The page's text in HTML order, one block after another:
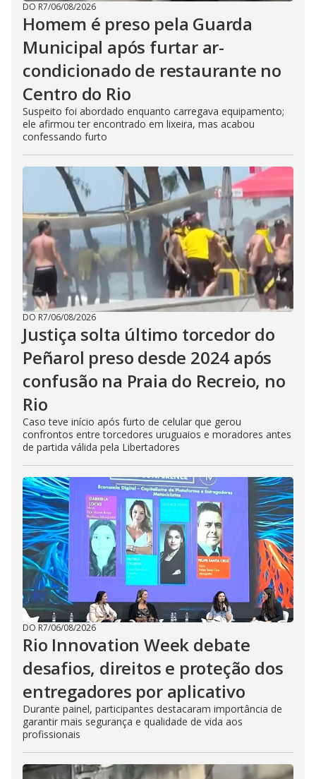
DO R7/06/08/2026
Homem é preso pela Guarda
Municipal após furtar ar-
condicionado de restaurante no
Centro do Rio
Suspeito foi abordado enquanto carregava equipamento;
ele afirmou ter encontrado em lixeira, mas acabou
confessando furto
DO R7/06/08/2026
Justiça solta último torcedor do
Peñarol preso desde 2024 após
confusão na Praia do Recreio, no
Rio
Caso teve início após furto de celular que gerou
confrontos entre torcedores uruguaios e moradores antes
de partida válida pela Libertadores
DO R7/06/08/2026
Rio Innovation Week debate
desafios, direitos e proteção dos
entregadores por aplicativo
Durante painel, participantes destacaram importância de
garantir mais segurança e qualidade de vida aos
profissionais